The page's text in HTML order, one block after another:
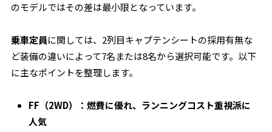
のモデルではその差は最小限となっています。
乗車定員に関しては、2列目キャプテンシートの採用有無な
ど装備の違いによって7名または8名から選択可能です。以下
に主なポイントを整理します。
FF（2WD）：燃費に優れ、ランニングコスト重視派に
人気